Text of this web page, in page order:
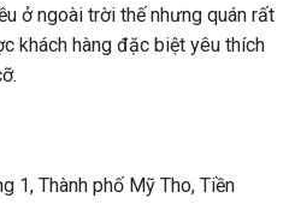
ở ngoài trời thế nhưng quán rất
khách hàng đặc biệt yêu thích
1, Thành phố Mỹ Tho, Tiền